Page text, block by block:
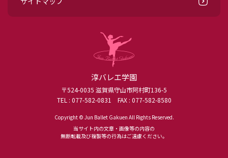
淳バレエ学園
〒524-0035 滋賀県守山市阿村町136-5
TEL : 077-582-0831 FAX : 077-582-8580
Copyright © Jun Ballet Gakuen All Rights Reserved.
当サイト内の文章・画像等の内容の
無断転載及び複製等の行為はご遠慮ください。